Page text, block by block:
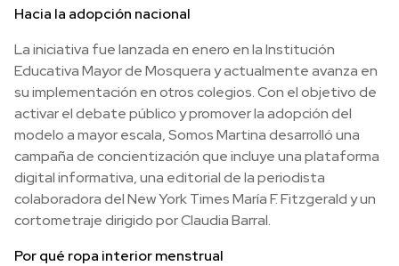
Hacia la adopción nacional
La iniciativa fue lanzada en enero en la Institución
Educativa Mayor de Mosquera y actualmente avanza en
su implementación en otros colegios. Con el objetivo de
activar el debate público y promover la adopción del
modelo a mayor escala, Somos Martina desarrolló una
campaña de concientización que incluye una plataforma
digital informativa, una editorial de la periodista
colaboradora del New York Times María F. Fitzgerald y un
cortometraje dirigido por Claudia Barral.
Por qué ropa interior menstrual